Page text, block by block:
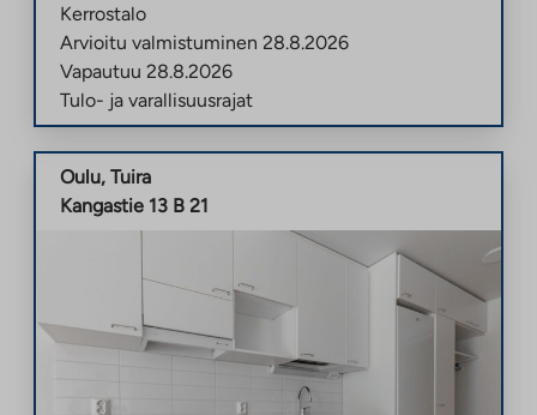
Kerrostalo
Arvioitu valmistuminen 28.8.2026
Vapautuu 28.8.2026
Tulo- ja varallisuusrajat
Oulu, Tuira
Kangastie 13 B 21